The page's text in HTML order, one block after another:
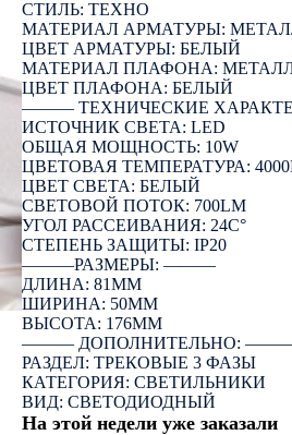
СТИЛЬ: ТЕХНО
МАТЕРИАЛ АРМАТУРЫ:
ЦВЕТ АРМАТУРЫ: БЕЛЫЙ
МАТЕРИАЛ ПЛАФОНА:
ЦВЕТ ПЛАФОНА: БЕЛЫЙ
――― ТЕХНИЧЕСКИЕ
ИСТОЧНИК СВЕТА: LED
ОБЩАЯ МОЩНОСТЬ: 10W
ЦВЕТОВАЯ ТЕМПЕРАТУРА:
ЦВЕТ СВЕТА: БЕЛЫЙ
СВЕТОВОЙ ПОТОК: 700LM
УГОЛ РАССЕИВАНИЯ: 24C°
СТЕПЕНЬ ЗАЩИТЫ: IP20
―――РАЗМЕРЫ: ―――
ДЛИНА: 81ММ
ШИРИНА: 50ММ
ВЫСОТА: 176ММ
――― ДОПОЛНИТЕЛЬНО:
РАЗДЕЛ: ТРЕКОВЫЕ 3 ФАЗЫ
КАТЕГОРИЯ: СВЕТИЛЬНИКИ
ВИД: СВЕТОДИОДНЫЙ
На этой недели уже заказали